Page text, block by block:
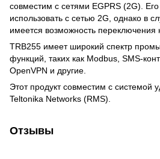
совместим с сетями EGPRS (2G).
использовать с сетью 2G, однако в
имеется возможность переключения
TRB255 имеет широкий спектр
функций, таких как Modbus, SMS-
OpenVPN и другие.
Этот продукт совместим с системой
Teltonika Networks (RMS).
Отзывы